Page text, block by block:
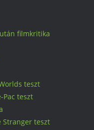
filmkritika
teszt
Pac teszt
Stranger teszt